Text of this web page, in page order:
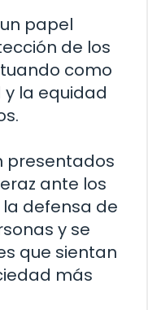
papel
de los
como
la equidad
presentados
ante los
defensa de
y se
que sientan
más